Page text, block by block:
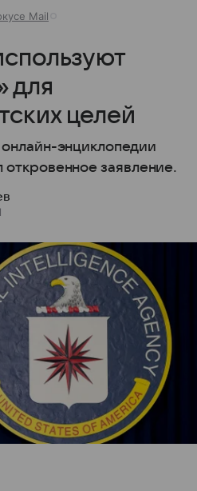
Mail
для
целей
энциклопедии
заявление.